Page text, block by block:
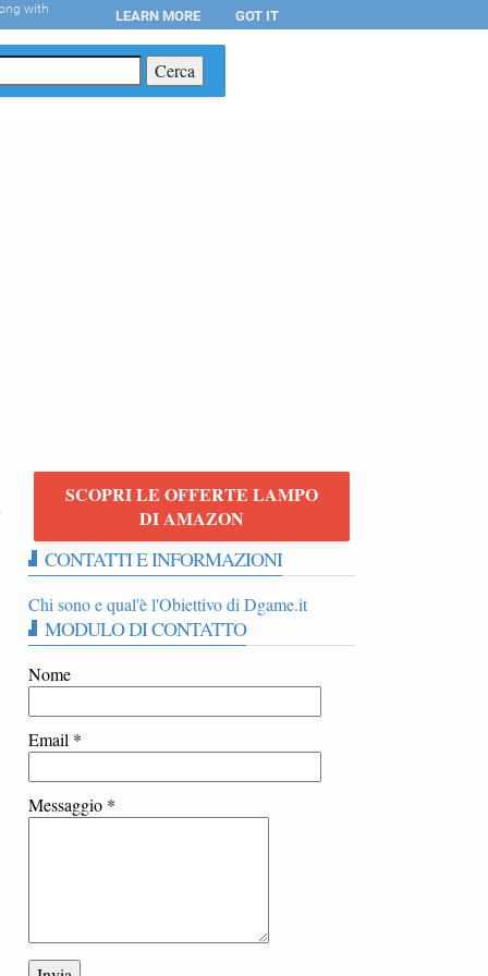
SCOPRI LE OFFERTE LAMPO
DI AMAZON
CONTATTI E INFORMAZIONI
Chi sono e qual'è l'Obiettivo di Dgame.it
MODULO DI CONTATTO
Nome
Email *
Messaggio *
with LEARN MORE GOT IT